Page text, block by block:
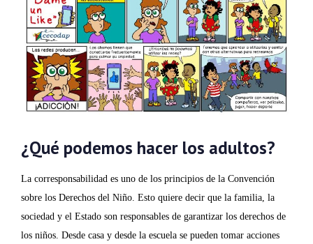
¿Qué podemos hacer los adultos?
La corresponsabilidad es uno de los principios de la Convención
sobre los Derechos del Niño. Esto quiere decir que la familia, la
sociedad y el Estado son responsables de garantizar los derechos de
los niños. Desde casa y desde la escuela se pueden tomar acciones